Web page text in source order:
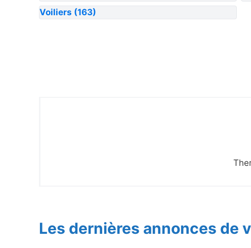
Voiliers (163)
Les dernières annonces de